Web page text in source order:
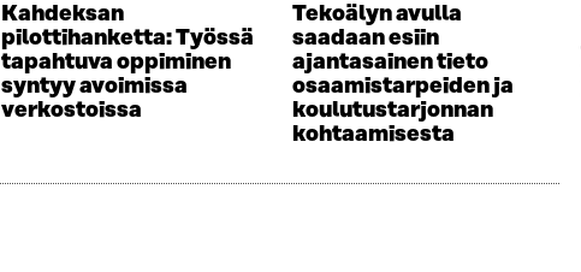
Kahdeksan
pilottihanketta: Työssä
tapahtuva oppiminen
syntyy avoimissa
verkostoissa
Tekoälyn avulla
saadaan esiin
ajantasainen tieto
osaamistarpeiden ja
koulutustarjonnan
kohtaamisesta